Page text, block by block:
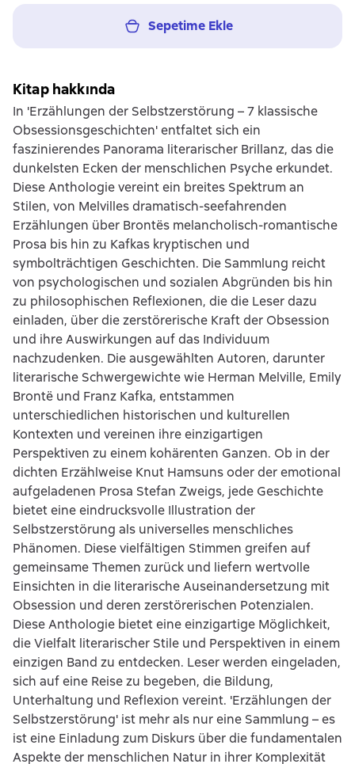
Sepetime Ekle
Kitap hakkında
In 'Erzählungen der Selbstzerstörung – 7 klassische
Obsessionsgeschichten' entfaltet sich ein
faszinierendes Panorama literarischer Brillanz, das die
dunkelsten Ecken der menschlichen Psyche erkundet.
Diese Anthologie vereint ein breites Spektrum an
Stilen, von Melvilles dramatisch-seefahrenden
Erzählungen über Brontës melancholisch-romantische
Prosa bis hin zu Kafkas kryptischen und
symbolträchtigen Geschichten. Die Sammlung reicht
von psychologischen und sozialen Abgründen bis hin
zu philosophischen Reflexionen, die die Leser dazu
einladen, über die zerstörerische Kraft der Obsession
und ihre Auswirkungen auf das Individuum
nachzudenken. Die ausgewählten Autoren, darunter
literarische Schwergewichte wie Herman Melville, Emily
Brontë und Franz Kafka, entstammen
unterschiedlichen historischen und kulturellen
Kontexten und vereinen ihre einzigartigen
Perspektiven zu einem kohärenten Ganzen. Ob in der
dichten Erzählweise Knut Hamsuns oder der emotional
aufgeladenen Prosa Stefan Zweigs, jede Geschichte
bietet eine eindrucksvolle Illustration der
Selbstzerstörung als universelles menschliches
Phänomen. Diese vielfältigen Stimmen greifen auf
gemeinsame Themen zurück und liefern wertvolle
Einsichten in die literarische Auseinandersetzung mit
Obsession und deren zerstörerischen Potenzialen.
Diese Anthologie bietet eine einzigartige Möglichkeit,
die Vielfalt literarischer Stile und Perspektiven in einem
einzigen Band zu entdecken. Leser werden eingeladen,
sich auf eine Reise zu begeben, die Bildung,
Unterhaltung und Reflexion vereint. 'Erzählungen der
Selbstzerstörung' ist mehr als nur eine Sammlung – es
ist eine Einladung zum Diskurs über die fundamentalen
Aspekte der menschlichen Natur in ihrer Komplexität